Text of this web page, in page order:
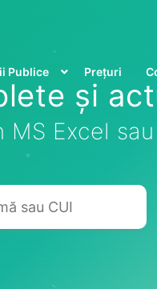
Publice Prețuri
și
Excel